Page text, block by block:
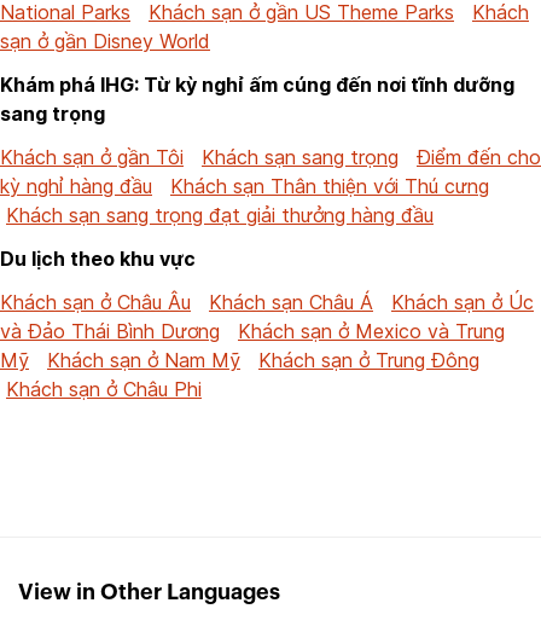
National Parks Khách sạn ở gần US Theme Parks
Khách
sạn ở gần Disney World
Khám phá IHG: Từ kỳ nghỉ ấm cúng đến nơi tĩnh dưỡng
sang trọng
Khách sạn ở gần Tôi
Khách sạn sang trọng
Điểm đến cho
kỳ nghỉ hàng đầu
Khách sạn Thân thiện với Thú cưng
Khách sạn sang trọng đạt giải thưởng hàng đầu
Du lịch theo khu vực
Khách sạn ở Châu Âu
Khách sạn Châu Á
Khách sạn ở Úc
và Đảo Thái Bình Dương
Khách sạn ở Mexico và Trung
Mỹ
Khách sạn ở Nam Mỹ
Khách sạn ở Trung Đông
Khách sạn ở Châu Phi
View in Other Languages